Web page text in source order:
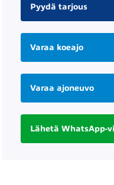
Pyydä tarjous
Varaa koeajo
Varaa ajoneuvo
Lähetä WhatsApp-